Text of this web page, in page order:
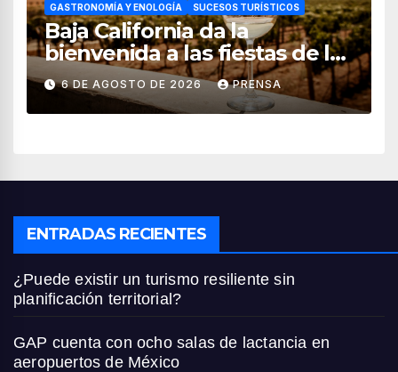
GASTRONOMÍA Y ENOLOGÍA SUCESOS TURÍSTICOS
Baja California da la
bienvenida a las fiestas de la
vendimia 2026
6 DE AGOSTO DE 2026 PRENSA
ENTRADAS RECIENTES
¿Puede existir un turismo resiliente sin
planificación territorial?
GAP cuenta con ocho salas de lactancia en
aeropuertos de México